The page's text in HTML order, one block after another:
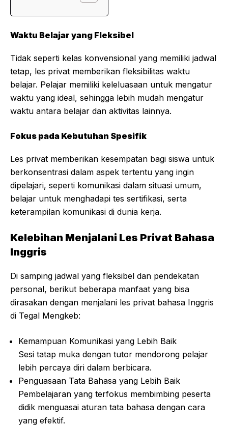
Waktu Belajar yang Fleksibel
Tidak seperti kelas konvensional yang memiliki jadwal
tetap, les privat memberikan fleksibilitas waktu
belajar. Pelajar memiliki keleluasaan untuk mengatur
waktu yang ideal, sehingga lebih mudah mengatur
waktu antara belajar dan aktivitas lainnya.
Fokus pada Kebutuhan Spesifik
Les privat memberikan kesempatan bagi siswa untuk
berkonsentrasi dalam aspek tertentu yang ingin
dipelajari, seperti komunikasi dalam situasi umum,
belajar untuk menghadapi tes sertifikasi, serta
keterampilan komunikasi di dunia kerja.
Kelebihan Menjalani Les Privat Bahasa
Inggris
Di samping jadwal yang fleksibel dan pendekatan
personal, berikut beberapa manfaat yang bisa
dirasakan dengan menjalani les privat bahasa Inggris
di Tegal Mengkeb:
Kemampuan Komunikasi yang Lebih Baik
Sesi tatap muka dengan tutor mendorong pelajar
lebih percaya diri dalam berbicara.
Penguasaan Tata Bahasa yang Lebih Baik
Pembelajaran yang terfokus membimbing peserta
didik menguasai aturan tata bahasa dengan cara
yang efektif.